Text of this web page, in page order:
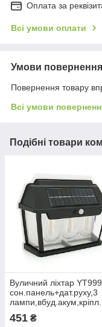
Оплата за
Всі умови оплати
Умови повернення
Повернення товару
Всі умови
Подібні товари
Вуличний ліхтар
сон.панель+дат.руху,3
стіну, Voltronic,
451 ₴